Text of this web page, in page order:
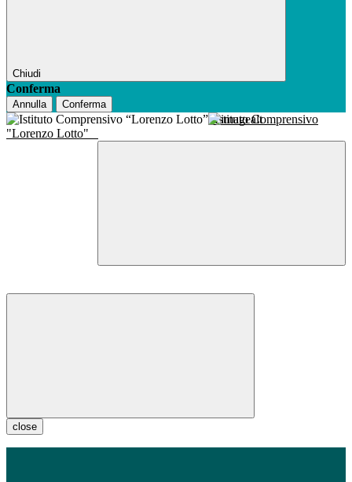
Chiudi
Conferma
Annulla Conferma
Istituto Comprensivo
"Lorenzo Lotto"
close